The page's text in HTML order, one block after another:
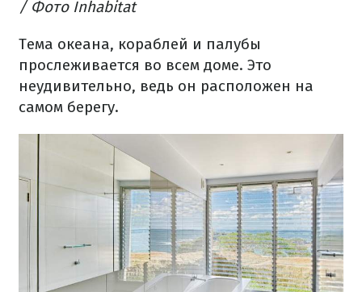
/ Фото Inhabitat
Тема океана, кораблей и палубы
прослеживается во всем доме. Это
неудивительно, ведь он расположен на
самом берегу.